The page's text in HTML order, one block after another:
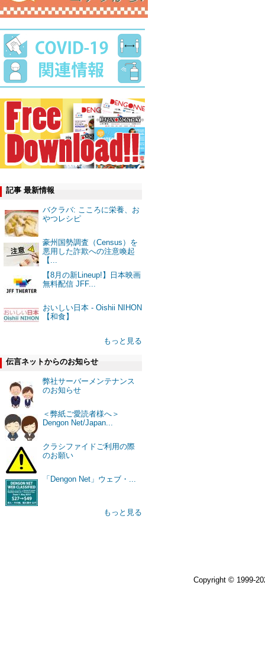
記事 最新情報
バクラバ: こころに栄養、お
やつレシピ
豪州国勢調査（Census）を
悪用した詐欺への注意喚起
【...
【8月の新Lineup!】日本映画
無料配信 JFF...
おいしい日本 - Oishii NIHON
【和食】
もっと見る
伝言ネットからのお知らせ
弊社サーバーメンテナンス
のお知らせ
＜弊紙ご愛読者様へ＞
Dengon Net/Japan...
クラシファイドご利用の際
のお願い
「Dengon Net」ウェブ・...
もっと見る
Copyright © 1999-